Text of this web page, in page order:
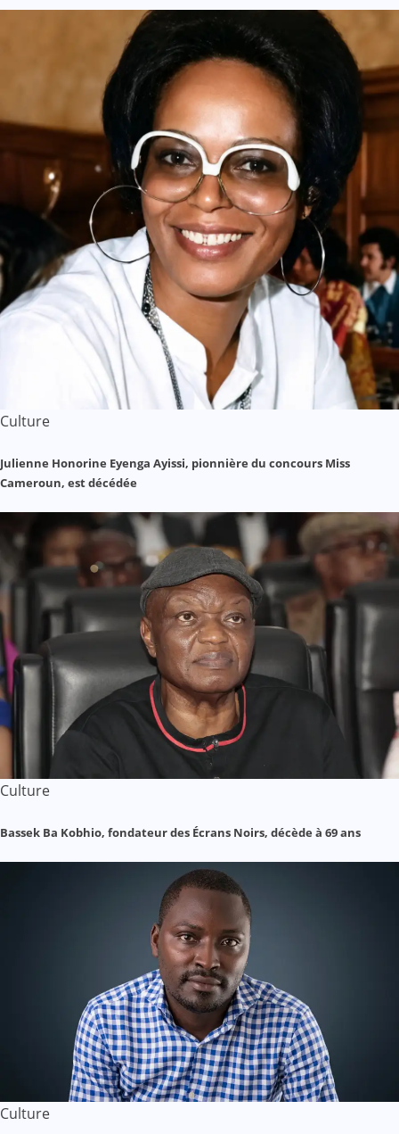
Culture
Julienne Honorine Eyenga Ayissi, pionnière du concours Miss
Cameroun, est décédée
Culture
Bassek Ba Kobhio, fondateur des Écrans Noirs, décède à 69 ans
Culture